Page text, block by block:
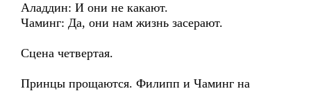
Аладдин: И они не какают.
Чаминг: Да, они нам жизнь засерают.
Сцена четвертая.
Принцы прощаются. Филипп и Чаминг на